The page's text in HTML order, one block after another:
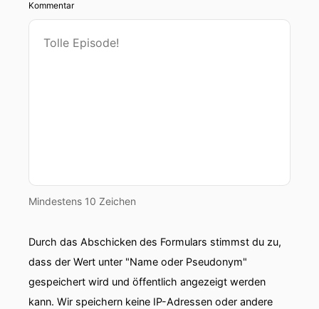
Kommentar
Mindestens 10 Zeichen
Durch das Abschicken des Formulars stimmst du zu,
dass der Wert unter "Name oder Pseudonym"
gespeichert wird und öffentlich angezeigt werden
kann. Wir speichern keine IP-Adressen oder andere